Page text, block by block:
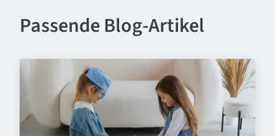
Passende Blog-Artikel